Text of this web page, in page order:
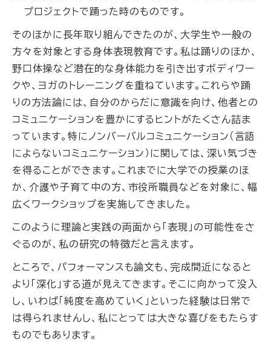
プロジェクトで踊った時のものです。
そのほかに長年取り組んできたのが、大学生や一般の
方々を対象とする身体表現教育です。私は踊りのほか、
野口体操など潜在的な身体能力を引き出すボディワー
クや、ヨガのトレーニングを重ねています。これらや踊
りの方法論には、自分のからだに意識を向け、他者との
コミュニケーションを豊かにするヒントがたくさん詰ま
っています。特にノンバーバルコミュニケーション（言語
によらないコミュニケーション）に関しては、深い気づき
を得ることができます。これまでに大学での授業のほ
か、介護や子育て中の方、市役所職員などを対象に、幅
広くワークショップを実施してきました。
このように理論と実践の両面から「表現」の可能性をさ
ぐるのが、私の研究の特徴だと言えます。
ところで、パフォーマンスも論文も、完成間近になると
より「深化」する道が見えてきます。そこに向かって没入
し、いわば「純度を高めていく」といった経験は日常で
は得られませんし、私にとっては大きな喜びをもたらす
ものでもあります。